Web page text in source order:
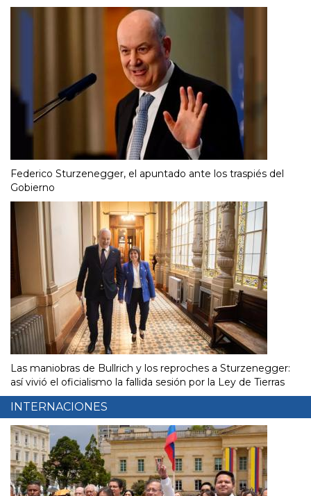
Federico Sturzenegger, el apuntado ante los traspiés del
Gobierno
Las maniobras de Bullrich y los reproches a Sturzenegger:
así vivió el oficialismo la fallida sesión por la Ley de Tierras
INTERNACIONES